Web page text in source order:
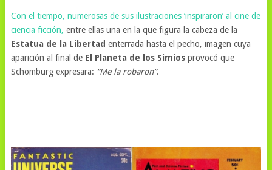
Con el tiempo, numerosas de sus ilustraciones ‘inspiraron’ al cine de
ciencia ficción, entre ellas una en la que figura la cabeza de la
Estatua de la Libertad enterrada hasta el pecho, imagen cuya
aparición al final de El Planeta de los Simiosprovocó que
Schomburg expresara: “Me la robaron”.